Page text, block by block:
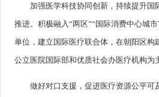
加强医学科技协同创新，持续提升
推进。积极融入“两区”“国际消费中心城
单位，建立国际医疗联合体，在朝阳区
公立医院国际部和优质社会办医疗机构
做好对口支援，促进医疗资源公平可